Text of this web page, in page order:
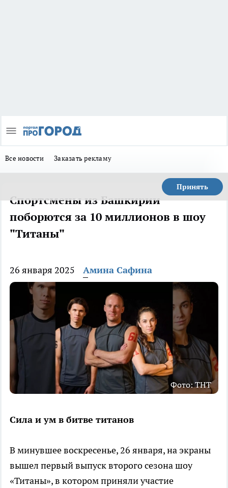
Все новости Заказать рекламу
Принять
Спортсмены из Башкирии
поборются за 10 миллионов в шоу
"Титаны"
26 января 2025 Амина Сафина
Фото: ТНТ
Сила и ум в битве титанов
В минувшее воскресенье, 26 января, на экраны
вышел первый выпуск второго сезона шоу
«Титаны», в котором приняли участие